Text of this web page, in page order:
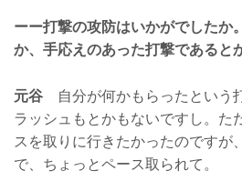
ーー打撃の攻防はいかがでしたか
か、手応えのあった打撃であると
元谷 自分が何かもらったという
ラッシュもとかもないですし。た
スを取りに行きたかったのですが
で、ちょっとペース取られて。